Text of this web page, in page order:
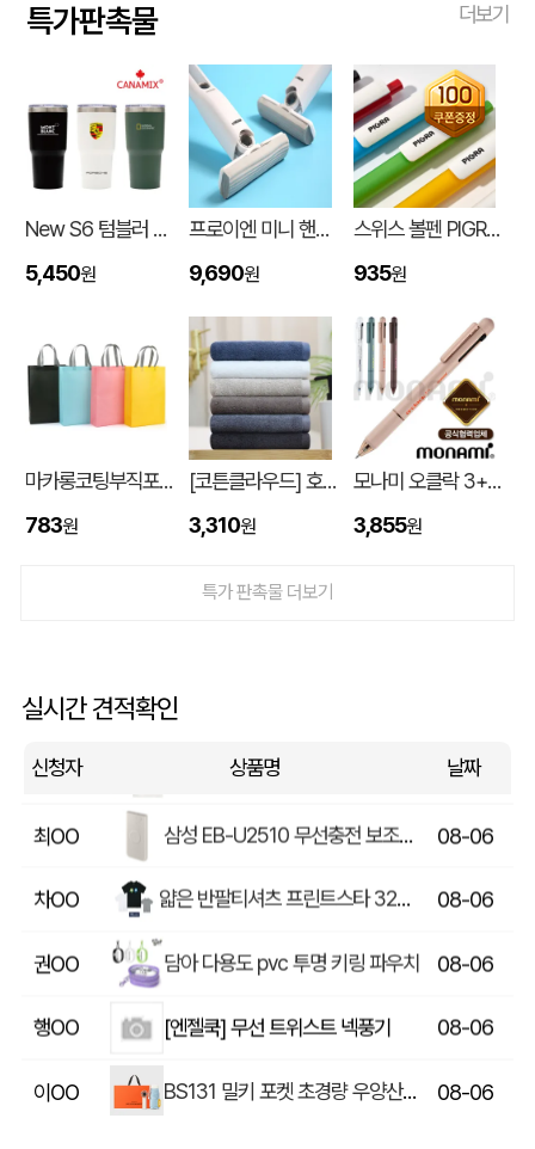
특가판촉물 더보기
New S6 텀블러 600ml
5,450원
프로이엔 미니 핸디 클리너
9,690원
스위스 볼펜 PIGRA P03 피그라 볼펜
935원
마카롱코팅부직포가방 (300*430*105mm)
783원
[코튼클라우드] 호텔수건 170g 1P (자수,나염)
3,310원
모나미 오클락 3+1멀티펜 (0.5) (모나미공식협력업체)
3,855원
특가 판촉물 더보기
실시간 견적확인
신청자 상품명 날짜
08-06
조OO
박OO 08-06
최OO 08-06
차OO 08-06
권OO 담아 다용도 pvc 투명 키링 파우치 08-06
행OO [엔젤쿡] 무선 트위스트 넥풍기 08-06
이OO 08-06